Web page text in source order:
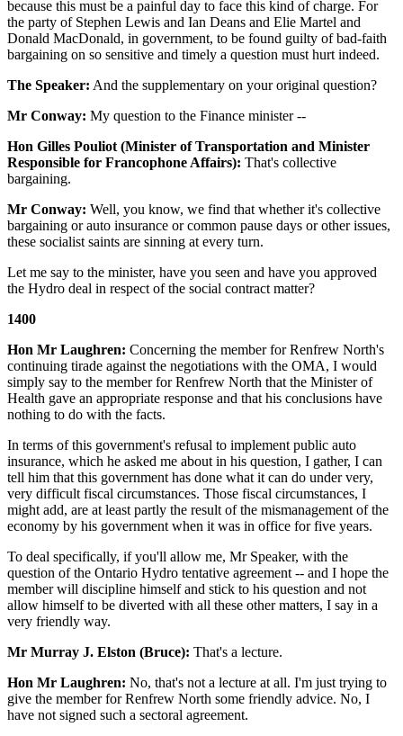
because this must be a painful day to face this kind of charge. For
the party of Stephen Lewis and Ian Deans and Elie Martel and
Donald MacDonald, in government, to be found guilty of bad-faith
bargaining on so sensitive and timely a question must hurt indeed.
The Speaker: And the supplementary on your original question?
Mr Conway: My question to the Finance minister --
Hon Gilles Pouliot (Minister of Transportation and Minister
Responsible for Francophone Affairs): That's collective
bargaining.
Mr Conway: Well, you know, we find that whether it's collective
bargaining or auto insurance or common pause days or other issues,
these socialist saints are sinning at every turn.
Let me say to the minister, have you seen and have you approved
the Hydro deal in respect of the social contract matter?
1400
Hon Mr Laughren: Concerning the member for Renfrew North's
continuing tirade against the negotiations with the OMA, I would
simply say to the member for Renfrew North that the Minister of
Health gave an appropriate response and that his conclusions have
nothing to do with the facts.
In terms of this government's refusal to implement public auto
insurance, which he asked me about in his question, I gather, I can
tell him that this government has done what it can do under very,
very difficult fiscal circumstances. Those fiscal circumstances, I
might add, are at least partly the result of the mismanagement of the
economy by his government when it was in office for five years.
To deal specifically, if you'll allow me, Mr Speaker, with the
question of the Ontario Hydro tentative agreement -- and I hope the
member will discipline himself and stick to his question and not
allow himself to be diverted with all these other matters, I say in a
very friendly way.
Mr Murray J. Elston (Bruce): That's a lecture.
Hon Mr Laughren: No, that's not a lecture at all. I'm just trying to
give the member for Renfrew North some friendly advice. No, I
have not signed such a sectoral agreement.